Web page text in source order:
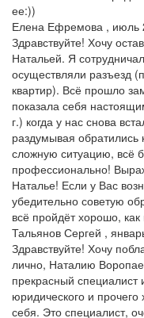
ее:))
Елена Ефремова , июль
Здравствуйте! Хочу
Натальей. Я
осуществляли разъезд
квартир). Всё прошло
показала себя
г.) когда у нас снова
раздумывая обратились
сложную ситуацию, всё
профессионально!
Наталье! Если у Вас
убедительно советую
всё пройдёт хорошо, как
Тальянов Сергей ,
Здравствуйте! Хочу
лично, Наталию
прекрасный
юридического и
себя. Это специалист,